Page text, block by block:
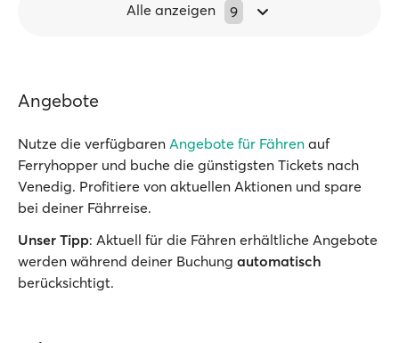
Alle anzeigen 9
Angebote
Nutze die verfügbaren Angebote für Fähren auf
Ferryhopper und buche die günstigsten Tickets nach
Venedig. Profitiere von aktuellen Aktionen und spare
bei deiner Fährreise.
Unser Tipp: Aktuell für die Fähren erhältliche Angebote
werden während deiner Buchung automatisch
berücksichtigt.